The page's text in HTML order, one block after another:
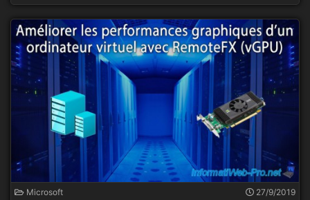
Microsoft 27/9/2019